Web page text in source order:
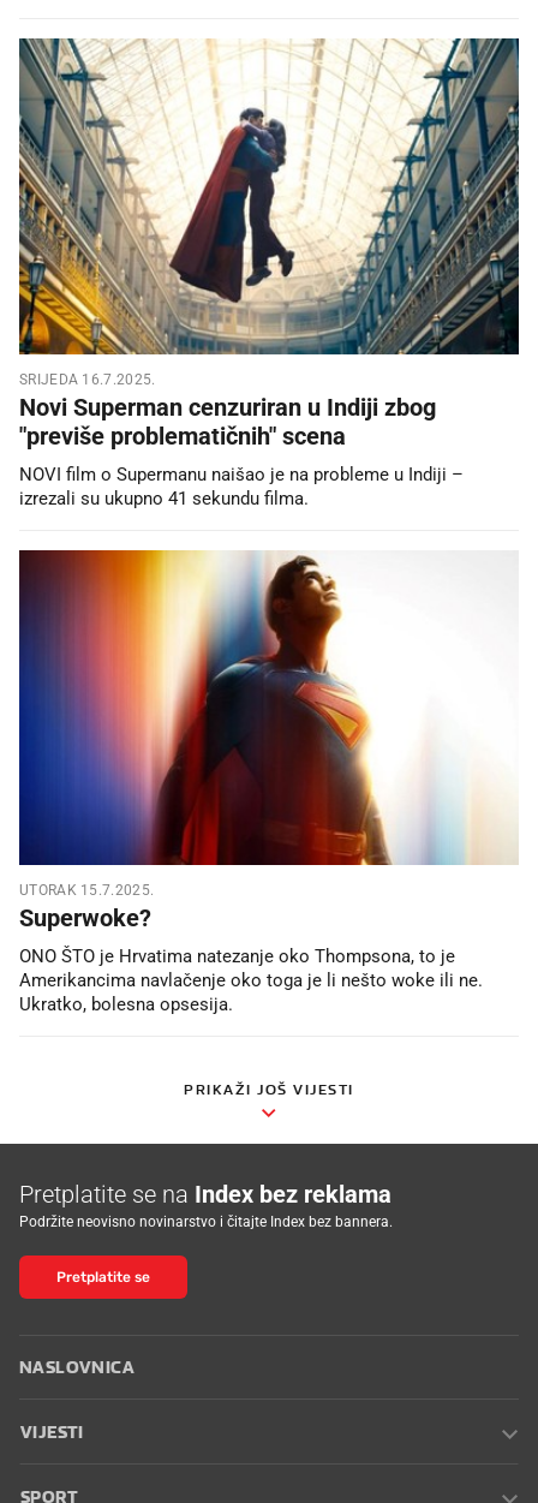
SRIJEDA 16.7.2025.
Novi Superman cenzuriran u Indiji zbog
"previše problematičnih" scena
NOVI film o Supermanu naišao je na probleme u Indiji –
izrezali su ukupno 41 sekundu filma.
UTORAK 15.7.2025.
Superwoke?
ONO ŠTO je Hrvatima natezanje oko Thompsona, to je
Amerikancima navlačenje oko toga je li nešto woke ili ne.
Ukratko, bolesna opsesija.
PRIKAŽI JOŠ VIJESTI
Pretplatite se na Index bez reklama
Podržite neovisno novinarstvo i čitajte Index bez bannera.
Pretplatite se
NASLOVNICA
VIJESTI
SPORT